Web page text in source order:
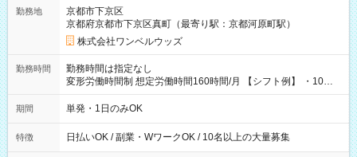
勤務地
京都市下京区
京都府京都市下京区真町（最寄り駅：京都河原町駅）
株式会社ワンベルウッズ
勤務時間
勤務時間は指定なし
変形労働時間制 想定労働時間160時間/月 【シフト例】 ・10：
00～20：00
期間 単発・1日のみOK
特徴 日払いOK / 副業・WワークOK / 10名以上の大量募集